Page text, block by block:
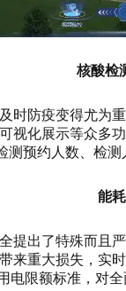
核酸检
时防疫变得尤为
视化展示等众多
测预约人数、检
能
提出了特殊而且
来重大损失，实
电限额标准，对